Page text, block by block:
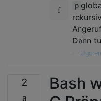
p
Dann
Ugoren
2
Bash